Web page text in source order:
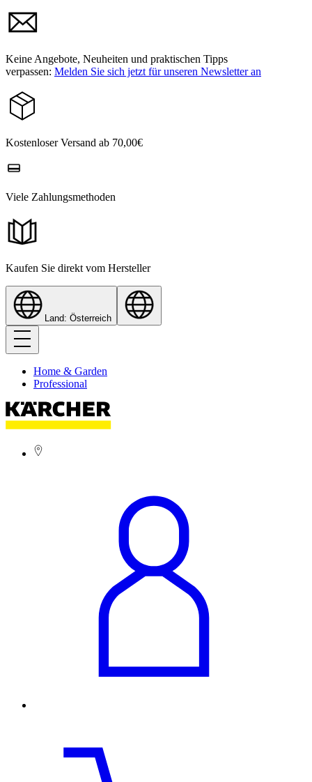
Keine Angebote, Neuheiten und praktischen Tipps
verpassen: Melden Sie sich jetzt für unseren Newsletter an
Kostenloser Versand ab 70,00€
Viele Zahlungsmethoden
Kaufen Sie direkt vom Hersteller
Land: Österreich
Home & Garden
Professional